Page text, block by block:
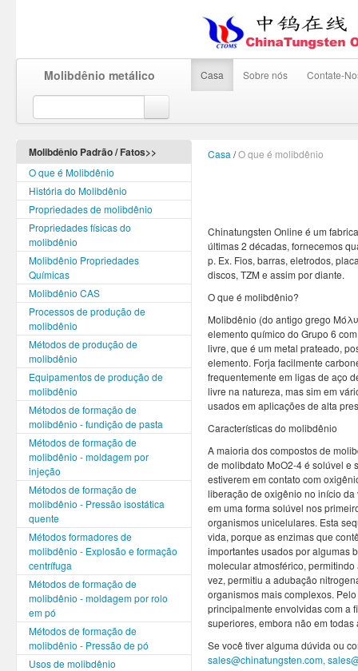
Molibdênio metálico Casa Sobre nós Contate-
Molibdênio Padrão / Fatos>>
O que é Molibdênio
História do Molibdênio
Propriedades de molibdênio
Propriedades físicas do
molibdênio
Molibdênio Propriedades
Químicas
Molibdênio CAS
Processos de produção de
molibdênio
Métodos de produção de
molibdênio
Equipamentos de produção de
molibdênio
Métodos de formação de
molibdênio - fundição de pasta
Métodos de formação de
molibdênio - moldagem por
injeção
Métodos de formação de
molibdênio - Pressão isostática
quente
Métodos formadores de
molibdênio - Explosão e formação
centrífuga
Métodos de formação de
molibdênio - moldagem por rolo
em pó
Métodos de formação de
molibdênio - Pressão de pó
Usos de molibdênio
Casa /O que é molibdênio
Chinatungsten Online é um
últimas 2 décadas, fornecemos
p. Ex. Fios, barras, eletrodos,
discos, TZM e assim por diante.
O que é molibdênio?
Molibdênio (do antigo grego
elemento químico do Grupo 6
livre, que é um metal prateado,
elemento. Forja facilmente
frequentemente em ligas de aço
livre na natureza, mas sim em
usados em aplicações de alta
Características do molibdênio
A maioria dos compostos de
de molibdato MoO2-4 é solúvel e
estiverem em contato com
liberação de oxigênio no início
em uma forma solúvel nos
organismos unicelulares. Esta
vida, porque as enzimas que
importantes usados por algumas
molecular atmosférico,
vez, permitiu a adubação
organismos mais complexos.
principalmente envolvidas com a
superiores, embora não em todas
Se você tiver alguma dúvida ou
sales@chinatungsten.com,